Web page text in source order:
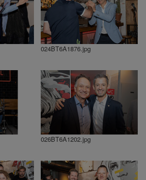
024BT6A1876.jpg
026BT6A1202.jpg